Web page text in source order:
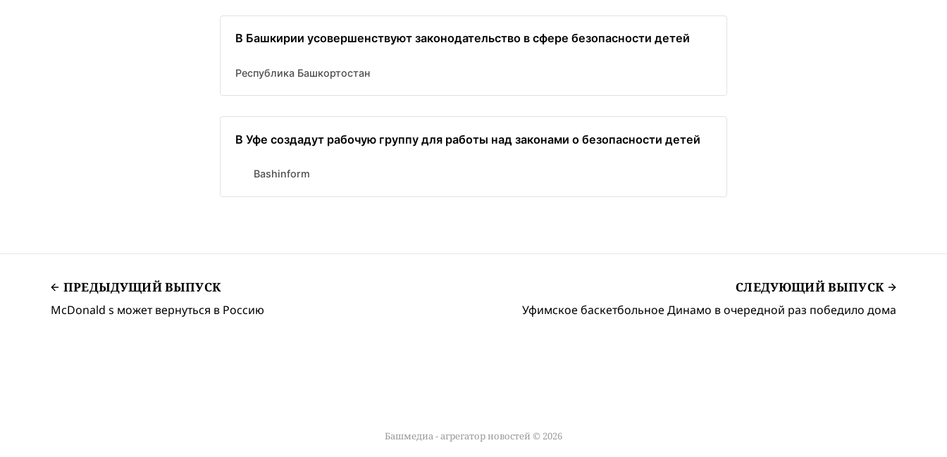
В Башкирии усовершенствуют законодательство в сфере безопасности детей
Республика Башкортостан
В Уфе создадут рабочую группу для работы над законами о безопасности детей
Bashinform
ПРЕДЫДУЩИЙ ВЫПУСК
McDonald s может вернуться в Россию
СЛЕДУЮЩИЙ ВЫПУСК
Уфимское баскетбольное Динамо в очередной раз победило дома
Башмедиа - агрегатор новостей © 2026